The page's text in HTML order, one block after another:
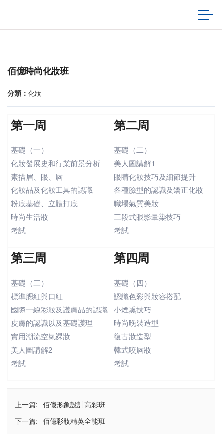
佰億時尚化妝班
分類： 化妝
第一周
基礎（一）
化妝發展史和行業前景分析
素描眉、眼、唇
化妝品及化妝工具的認識
粉底基礎、立體打底
時尚生活妝
考試
第二周
基礎（二）
美人圖講解1
眼睛化妝技巧及細節提升
各種臉型的認識及矯正化妝
職場氣質美妝
三段式眼影暈染技巧
考試
第三周
基礎（三）
標準腮紅與口紅
國際一線彩妝及護膚品的認識
皮膚的認識以及基礎護理
實用潮流空氣裸妝
美人圖講解2
考試
第四周
基礎（四）
認識色彩與妝容搭配
小煙熏技巧
時尚晚裝造型
復古妝造型
韓式咬唇妝
考試
上一篇: 佰億形象設計高彩班
下一篇: 佰億彩妝精英全能班